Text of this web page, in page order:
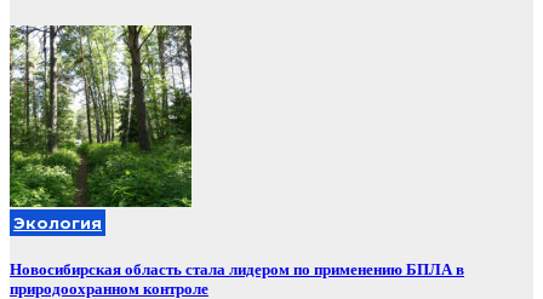
Экология
Новосибирская область стала лидером по применению БПЛА в
природоохранном контроле